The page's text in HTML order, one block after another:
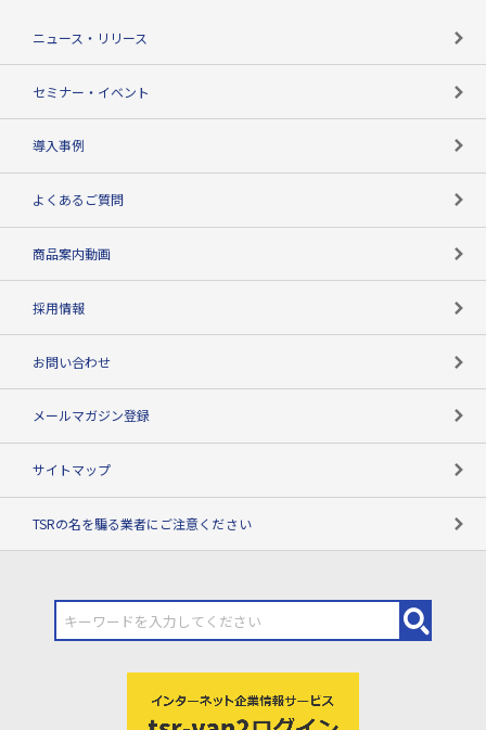
ニュース・リリース
セミナー・イベント
導入事例
よくあるご質問
商品案内動画
採用情報
お問い合わせ
メールマガジン登録
サイトマップ
TSRの名を騙る業者にご注意ください